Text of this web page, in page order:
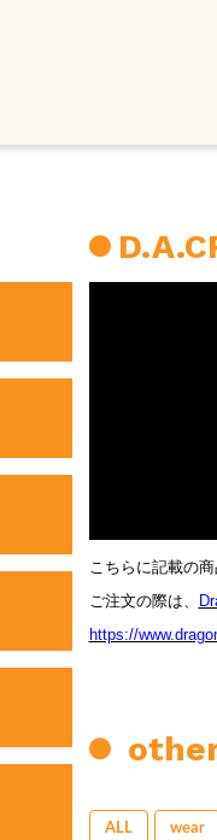
こちらに記載の
ご注文の際は、
https://
ALL wear